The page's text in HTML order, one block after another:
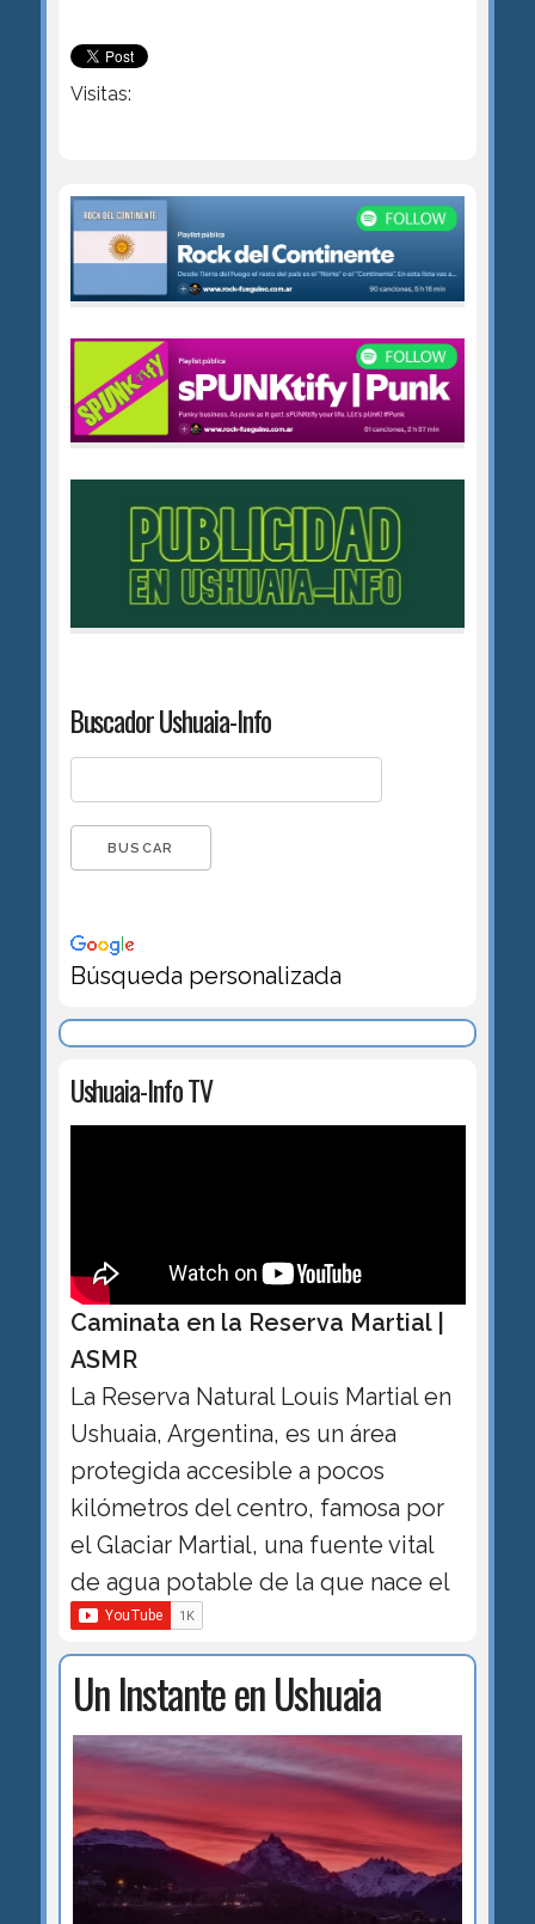
Visitas:
Buscador Ushuaia-Info
Búsqueda personalizada
Ushuaia-Info TV
Caminata en la Reserva Martial |
ASMR
La Reserva Natural Louis Martial en
Ushuaia, Argentina, es un área
protegida accesible a pocos
kilómetros del centro, famosa por
el Glaciar Martial, una fuente vital
de agua potable de la que nace el
Un Instante en Ushuaia